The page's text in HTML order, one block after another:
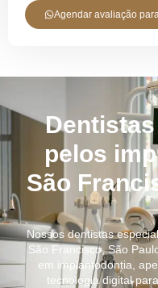
Agendar avaliação
pelos
São
Nossos dentistas
São Francisco, São
em implantodontia,
tecnologia digital